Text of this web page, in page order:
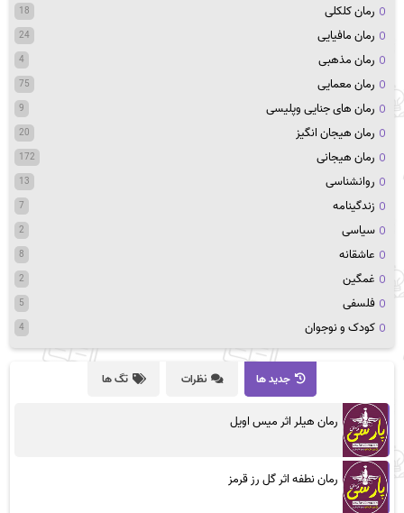
رمان کلکلی 18
رمان مافیایی 24
رمان مذهبی 4
رمان معمایی 75
رمان های جنایی وپلیسی 9
رمان هیجان انگیز 20
رمان هیجانی 172
روانشناسی 13
زندگینامه 7
سیاسی 2
عاشقانه 8
غمگین 2
فلسفی 5
کودک و نوجوان 4
جدید ها نظرات تگ ها
رمان هیلر اثر میس اویل
رمان نطفه اثر گل رز قرمز